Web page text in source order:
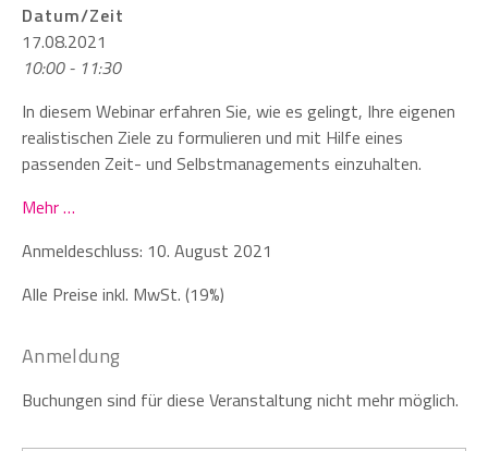
Datum/Zeit
17.08.2021
10:00 - 11:30
In diesem Webinar erfahren Sie, wie es gelingt, Ihre eigenen
realistischen Ziele zu formulieren und mit Hilfe eines
passenden Zeit- und Selbstmanagements einzuhalten.
Mehr …
Anmeldeschluss: 10. August 2021
Alle Preise inkl. MwSt. (19%)
Anmeldung
Buchungen sind für diese Veranstaltung nicht mehr möglich.